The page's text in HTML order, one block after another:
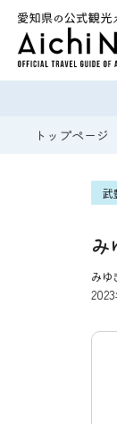
トップページ
武
みゆ